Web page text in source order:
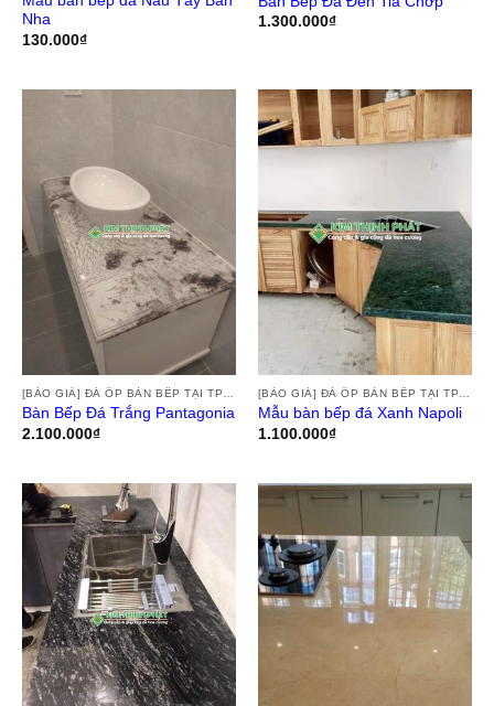
Nha
130.000₫
1.300.000₫
Bàn Bếp Đá Trắng Pantagonia
2.100.000₫
Mẫu bàn bếp đá Xanh Napoli
1.100.000₫